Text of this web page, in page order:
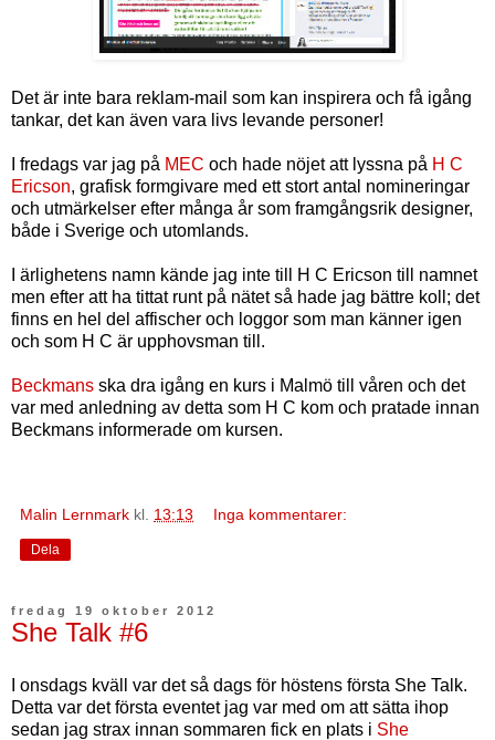
Det är inte bara reklam-mail som kan inspirera och få igång
tankar, det kan även vara livs levande personer!
I fredags var jag på MEC och hade nöjet att lyssna på H C
Ericson, grafisk formgivare med ett stort antal nomineringar
och utmärkelser efter många år som framgångsrik designer,
både i Sverige och utomlands.
I ärlighetens namn kände jag inte till H C Ericson till namnet
men efter att ha tittat runt på nätet så hade jag bättre koll; det
finns en hel del affischer och loggor som man känner igen
och som H C är upphovsman till.
Beckmans ska dra igång en kurs i Malmö till våren och det
var med anledning av detta som H C kom och pratade innan
Beckmans informerade om kursen.
Malin Lernmark kl. 13:13 Inga kommentarer:
Dela
fredag 19 oktober 2012
She Talk #6
I onsdags kväll var det så dags för höstens första She Talk.
Detta var det första eventet jag var med om att sätta ihop
sedan jag strax innan sommaren fick en plats i She